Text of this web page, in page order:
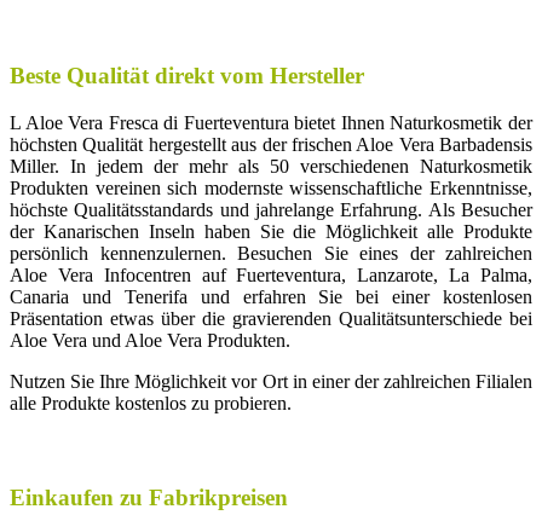
Beste Qualität direkt vom Hersteller
L Aloe Vera Fresca di Fuerteventura bietet Ihnen Naturkosmetik der
höchsten Qualität hergestellt aus der frischen Aloe Vera Barbadensis
Miller. In jedem der mehr als 50 verschiedenen Naturkosmetik
Produkten vereinen sich modernste wissenschaftliche Erkenntnisse,
höchste Qualitätsstandards und jahrelange Erfahrung. Als Besucher
der Kanarischen Inseln haben Sie die Möglichkeit alle Produkte
persönlich kennenzulernen. Besuchen Sie eines der zahlreichen
Aloe Vera Infocentren auf Fuerteventura, Lanzarote, La Palma,
Canaria und Tenerifa und erfahren Sie bei einer kostenlosen
Präsentation etwas über die gravierenden Qualitätsunterschiede bei
Aloe Vera und Aloe Vera Produkten.
Nutzen Sie Ihre Möglichkeit vor Ort in einer der zahlreichen Filialen
alle Produkte kostenlos zu probieren.
Einkaufen zu Fabrikpreisen